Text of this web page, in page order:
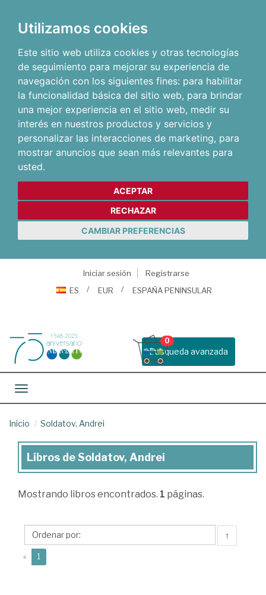
Utilizamos cookies
Este sitio web utiliza cookies y otras tecnologías
de seguimiento para mejorar su experiencia de
navegación con los siguientes fines: para habilitar
la funcionalidad básica del sitio web, para brindar
una mejor experiencia en el sitio web, medir su
interés en nuestros productos y servicios y
personalizar las interacciones de marketing, para
mostrar anuncios que sean más relevantes para
usted.
ACEPTAR
RECHAZAR
CAMBIAR PREFERENCIAS
Iniciar sesión
Registrarse
ES
EUR ESPAÑA PENINSULAR
Busqueda avanzada
0
Toggle navigation
Inicio Soldatov, Andrei
Libros
Soldatov,
Libros de Soldatov, Andrei
Mostrando libros encontrados. 1 páginas.
↑
« 1